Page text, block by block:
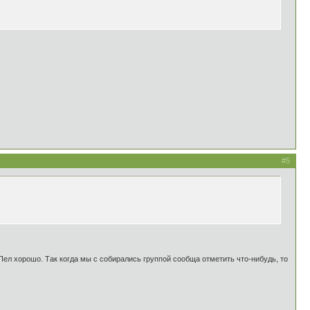
#5
хорошо. Так когда мы с собирались группой сообща отметить что-нибудь, то